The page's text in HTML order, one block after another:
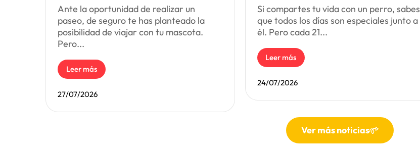
Ante la oportunidad de realizar un
paseo, de seguro te has planteado la
posibilidad de viajar con tu mascota.
Pero...
Leer más
27/07/2026
Si compartes tu vida con un perro, sabes
que todos los días son especiales junto a
él. Pero cada 21...
Leer más
24/07/2026
Ver más noticias